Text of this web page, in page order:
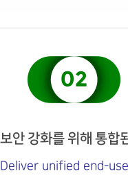
보안 강화를 위해 통합
Deliver unified end-